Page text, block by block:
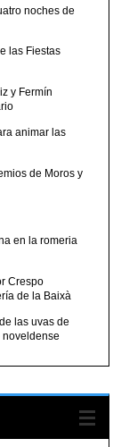
noches de
las Fiestas
y Fermín
animar las
de Moros y
en la romeria
Crespo
de la Baixà
las uvas de
noveldense